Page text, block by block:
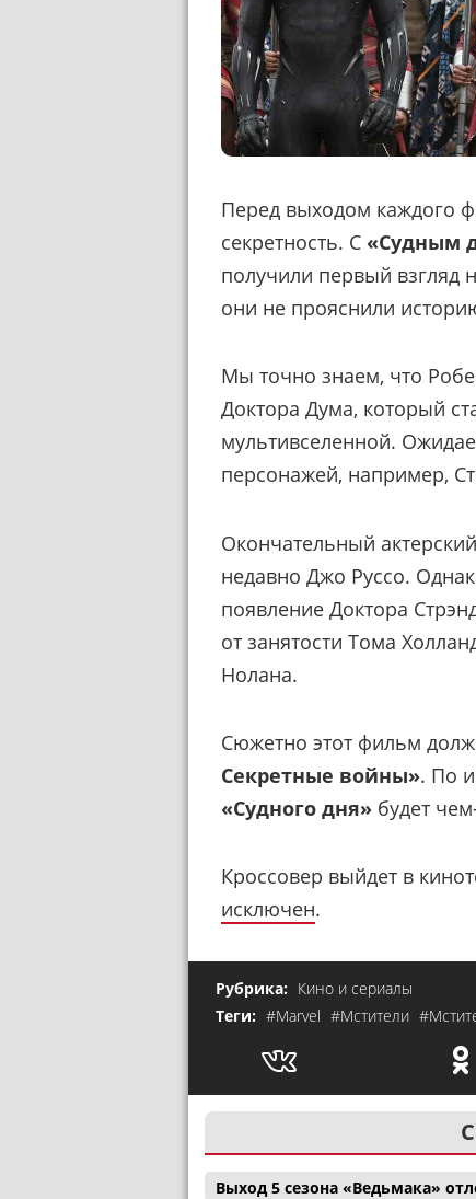
Перед выходом каждого
секретность. С «Судным
получили первый взгляд
они не прояснили
Мы точно знаем, что
Доктора Дума, который
мультивселенной.
персонажей, например,
Окончательный
недавно Джо Руссо.
появление Доктора
от занятости Тома
Нолана.
Сюжетно этот фильм
Секретные войны». По
«Судного дня» будет
Кроссовер выйдет в
исключен.
Рубрика: Кино и сериалы
Теги: #Marvel #Мстители
Выход 5 сезона «Ведьмака»